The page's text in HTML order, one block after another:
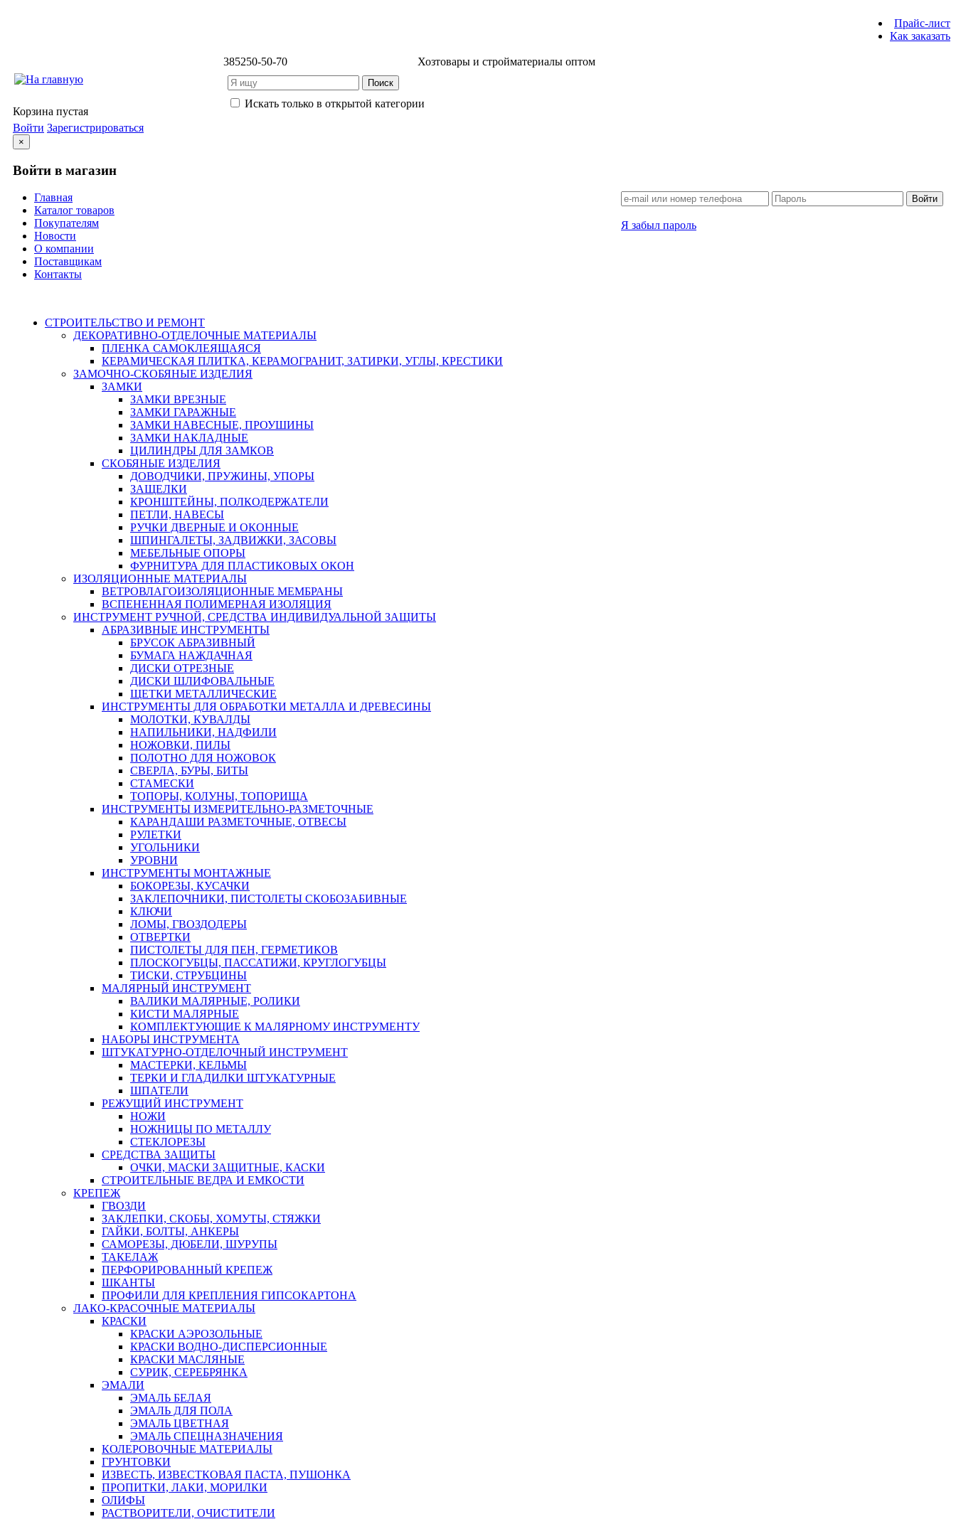
Прайс-лист
Как заказать
385250-50-70 Хозтовары и стройматериалы оптом
Искать только в открытой категории
Корзина пустая
Войти Зарегистрироваться
×
Войти в магазин
Войти
Я забыл пароль
Главная
Каталог товаров
Покупателям
Новости
О компании
Поставщикам
Контакты
СТРОИТЕЛЬСТВО И РЕМОНТ
ДЕКОРАТИВНО-ОТДЕЛОЧНЫЕ МАТЕРИАЛЫ
ПЛЕНКА САМОКЛЕЯЩАЯСЯ
КЕРАМИЧЕСКАЯ ПЛИТКА, КЕРАМОГРАНИТ, ЗАТИРКИ, УГЛЫ, КРЕСТИКИ
ЗАМОЧНО-СКОБЯНЫЕ ИЗДЕЛИЯ
ЗАМКИ
ЗАМКИ ВРЕЗНЫЕ
ЗАМКИ ГАРАЖНЫЕ
ЗАМКИ НАВЕСНЫЕ, ПРОУШИНЫ
ЗАМКИ НАКЛАДНЫЕ
ЦИЛИНДРЫ ДЛЯ ЗАМКОВ
СКОБЯНЫЕ ИЗДЕЛИЯ
ДОВОДЧИКИ, ПРУЖИНЫ, УПОРЫ
ЗАЩЕЛКИ
КРОНШТЕЙНЫ, ПОЛКОДЕРЖАТЕЛИ
ПЕТЛИ, НАВЕСЫ
РУЧКИ ДВЕРНЫЕ И ОКОННЫЕ
ШПИНГАЛЕТЫ, ЗАДВИЖКИ, ЗАСОВЫ
МЕБЕЛЬНЫЕ ОПОРЫ
ФУРНИТУРА ДЛЯ ПЛАСТИКОВЫХ ОКОН
ИЗОЛЯЦИОННЫЕ МАТЕРИАЛЫ
ВЕТРОВЛАГОИЗОЛЯЦИОННЫЕ МЕМБРАНЫ
ВСПЕНЕННАЯ ПОЛИМЕРНАЯ ИЗОЛЯЦИЯ
ИНСТРУМЕНТ РУЧНОЙ, СРЕДСТВА ИНДИВИДУАЛЬНОЙ ЗАЩИТЫ
АБРАЗИВНЫЕ ИНСТРУМЕНТЫ
БРУСОК АБРАЗИВНЫЙ
БУМАГА НАЖДАЧНАЯ
ДИСКИ ОТРЕЗНЫЕ
ДИСКИ ШЛИФОВАЛЬНЫЕ
ЩЕТКИ МЕТАЛЛИЧЕСКИЕ
ИНСТРУМЕНТЫ ДЛЯ ОБРАБОТКИ МЕТАЛЛА И ДРЕВЕСИНЫ
МОЛОТКИ, КУВАЛДЫ
НАПИЛЬНИКИ, НАДФИЛИ
НОЖОВКИ, ПИЛЫ
ПОЛОТНО ДЛЯ НОЖОВОК
СВЕРЛА, БУРЫ, БИТЫ
СТАМЕСКИ
ТОПОРЫ, КОЛУНЫ, ТОПОРИЩА
ИНСТРУМЕНТЫ ИЗМЕРИТЕЛЬНО-РАЗМЕТОЧНЫЕ
КАРАНДАШИ РАЗМЕТОЧНЫЕ, ОТВЕСЫ
РУЛЕТКИ
УГОЛЬНИКИ
УРОВНИ
ИНСТРУМЕНТЫ МОНТАЖНЫЕ
БОКОРЕЗЫ, КУСАЧКИ
ЗАКЛЕПОЧНИКИ, ПИСТОЛЕТЫ СКОБОЗАБИВНЫЕ
КЛЮЧИ
ЛОМЫ, ГВОЗДОДЕРЫ
ОТВЕРТКИ
ПИСТОЛЕТЫ ДЛЯ ПЕН, ГЕРМЕТИКОВ
ПЛОСКОГУБЦЫ, ПАССАТИЖИ, КРУГЛОГУБЦЫ
ТИСКИ, СТРУБЦИНЫ
МАЛЯРНЫЙ ИНСТРУМЕНТ
ВАЛИКИ МАЛЯРНЫЕ, РОЛИКИ
КИСТИ МАЛЯРНЫЕ
КОМПЛЕКТУЮЩИЕ К МАЛЯРНОМУ ИНСТРУМЕНТУ
НАБОРЫ ИНСТРУМЕНТА
ШТУКАТУРНО-ОТДЕЛОЧНЫЙ ИНСТРУМЕНТ
МАСТЕРКИ, КЕЛЬМЫ
ТЕРКИ И ГЛАДИЛКИ ШТУКАТУРНЫЕ
ШПАТЕЛИ
РЕЖУЩИЙ ИНСТРУМЕНТ
НОЖИ
НОЖНИЦЫ ПО МЕТАЛЛУ
СТЕКЛОРЕЗЫ
СРЕДСТВА ЗАЩИТЫ
ОЧКИ, МАСКИ ЗАЩИТНЫЕ, КАСКИ
СТРОИТЕЛЬНЫЕ ВЕДРА И ЕМКОСТИ
КРЕПЕЖ
ГВОЗДИ
ЗАКЛЕПКИ, СКОБЫ, ХОМУТЫ, СТЯЖКИ
ГАЙКИ, БОЛТЫ, АНКЕРЫ
САМОРЕЗЫ, ДЮБЕЛИ, ШУРУПЫ
ТАКЕЛАЖ
ПЕРФОРИРОВАННЫЙ КРЕПЕЖ
ШКАНТЫ
ПРОФИЛИ ДЛЯ КРЕПЛЕНИЯ ГИПСОКАРТОНА
ЛАКО-КРАСОЧНЫЕ МАТЕРИАЛЫ
КРАСКИ
КРАСКИ АЭРОЗОЛЬНЫЕ
КРАСКИ ВОДНО-ДИСПЕРСИОННЫЕ
КРАСКИ МАСЛЯНЫЕ
СУРИК, СЕРЕБРЯНКА
ЭМАЛИ
ЭМАЛЬ БЕЛАЯ
ЭМАЛЬ ДЛЯ ПОЛА
ЭМАЛЬ ЦВЕТНАЯ
ЭМАЛЬ СПЕЦНАЗНАЧЕНИЯ
КОЛЕРОВОЧНЫЕ МАТЕРИАЛЫ
ГРУНТОВКИ
ИЗВЕСТЬ, ИЗВЕСТКОВАЯ ПАСТА, ПУШОНКА
ПРОПИТКИ, ЛАКИ, МОРИЛКИ
ОЛИФЫ
РАСТВОРИТЕЛИ, ОЧИСТИТЕЛИ